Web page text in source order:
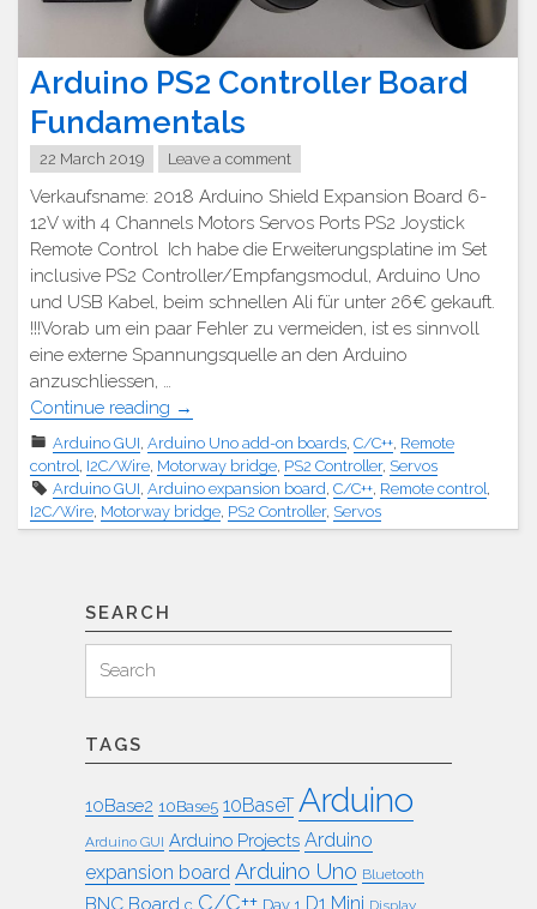
Arduino PS2 Controller Board
Fundamentals
22 March 2019 Leave a comment
Verkaufsname: 2018 Arduino Shield Expansion Board 6-
12V with 4 Channels Motors Servos Ports PS2 Joystick
Remote Control Ich habe die Erweiterungsplatine im Set
inclusive PS2 Controller/Empfangsmodul, Arduino Uno
und USB Kabel, beim schnellen Ali für unter 26€ gekauft.
!!!Vorab um ein paar Fehler zu vermeiden, ist es sinnvoll
eine externe Spannungsquelle an den Arduino
anzuschliessen, …
Continue reading "Arduino
PS2
Controller
Platine
Grundlagen"
→
Arduino GUI Arduino Uno add-on boards C/C++ Remote
control
I2C/Wire Motorway bridge PS2 Controller, Servos
Arduino GUI Arduino expansion board C/C++ Remote control
I2C/Wire Motorway bridge PS2 Controller, Servos
SEARCH
for:
Search
TAGS
10Base2 10Base5 10BaseT Arduino
Arduino GUI Arduino Projects Arduino
expansion board Arduino Uno Bluetooth
BNC Board c C/C++ Day 1 D1 Mini Display